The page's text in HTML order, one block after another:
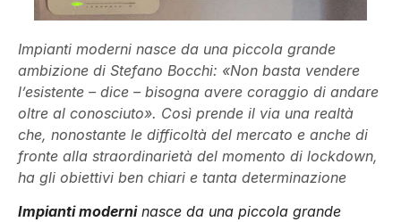
Impianti moderni nasce da una piccola grande
ambizione di Stefano Bocchi: «Non basta vendere
l’esistente – dice – bisogna avere coraggio di andare
oltre al conosciuto». Così prende il via una realtà
che, nonostante le difficoltà del mercato e anche di
fronte alla straordinarietà del momento di lockdown,
ha gli obiettivi ben chiari e tanta determinazione
Impianti moderninasce da una piccola grande